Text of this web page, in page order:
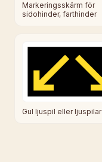
Markeringsskärm för
sidohinder, farthinder
Gul ljuspil eller ljuspilar